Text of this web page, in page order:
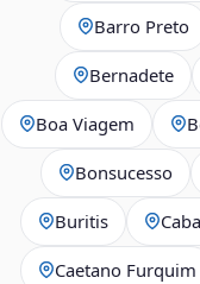
Barro Preto
Bernadete
Boa Viagem
Bonsucesso
Buritis
Caetano Furquim